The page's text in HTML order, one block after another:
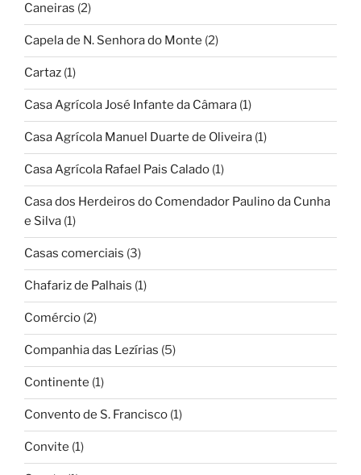
Caneiras (2)
Capela de N. Senhora do Monte (2)
Cartaz (1)
Casa Agrícola José Infante da Câmara (1)
Casa Agrícola Manuel Duarte de Oliveira (1)
Casa Agrícola Rafael Pais Calado (1)
Casa dos Herdeiros do Comendador Paulino da Cunha
e Silva (1)
Casas comerciais (3)
Chafariz de Palhais (1)
Comércio (2)
Companhia das Lezírias (5)
Continente (1)
Convento de S. Francisco (1)
Convite (1)